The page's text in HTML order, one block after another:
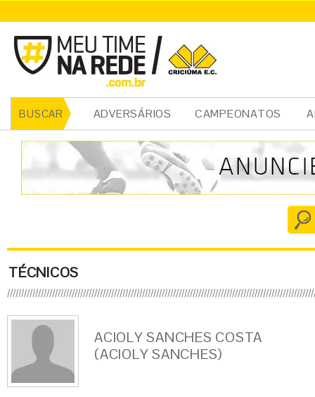
BUSCAR ADVERSÁRIOS CAMPEONATOS
TÉCNICOS
ACIOLY SANCHES COSTA
(ACIOLY SANCHES)